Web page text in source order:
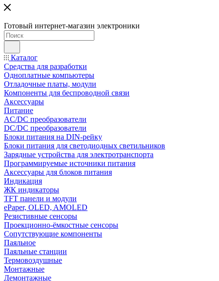
Готовый интернет-магазин электроники
Каталог
Средства для разработки
Одноплатные компьютеры
Отладочные платы, модули
Компоненты для беспроводной связи
Аксессуары
Питание
AC/DC преобразователи
DC/DC преобразователи
Блоки питания на DIN-рейку
Блоки питания для светодиодных светильников
Зарядные устройства для электротранспорта
Программируемые источники питания
Аксессуары для блоков питания
Индикация
ЖК индикаторы
TFT панели и модули
ePaper, OLED, AMOLED
Резистивные сенсоры
Проекционно-ёмкостные сенсоры
Сопутствующие компоненты
Паяльное
Паяльные станции
Термовоздушные
Монтажные
Демонтажные